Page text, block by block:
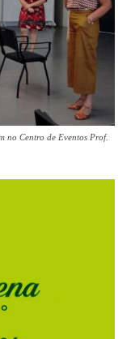
no Centro de Eventos Prof.